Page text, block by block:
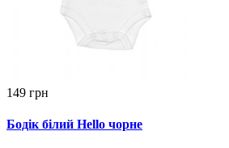
149 грн
Бодік білий Hello чорне